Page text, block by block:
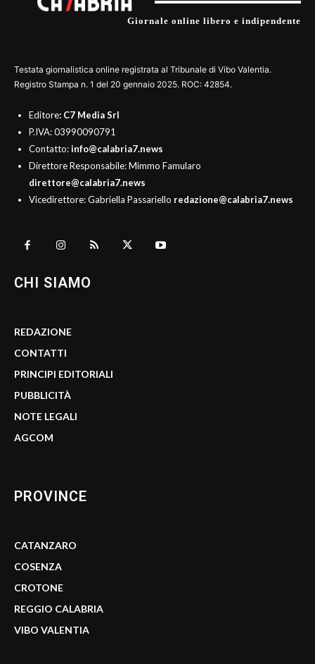
Giornale online libero e indipendente
Testata giornalistica online registrata al Tribunale di Vibo Valentia.
Registro Stampa n. 1 del 20 gennaio 2025. ROC: 42854.
Editore: C7 Media Srl
P.IVA: 03990090791
Contatto:info@calabria7.news
Direttore Responsabile: Mimmo Famularo
direttore@calabria7.news
Vicedirettore: Gabriella Passariello redazione@calabria7.news
CHI SIAMO
REDAZIONE
CONTATTI
PRINCIPI EDITORIALI
PUBBLICITÀ
NOTE LEGALI
AGCOM
PROVINCE
CATANZARO
COSENZA
CROTONE
REGGIO CALABRIA
VIBO VALENTIA